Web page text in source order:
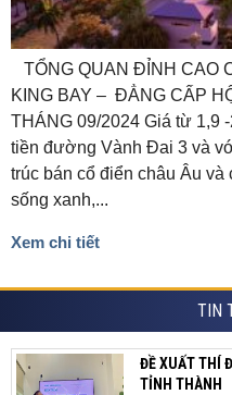
TỔNG QUAN ĐỈNH CAO
KING BAY – ĐẲNG CẤP
THÁNG 09/2024 Giá từ 1,9
tiền đường Vành Đai 3 và
trúc bán cổ điển châu Âu
sống xanh,...
Xem chi tiết
TIN
ĐỀ XUẤT THÍ
TỈNH THÀNH